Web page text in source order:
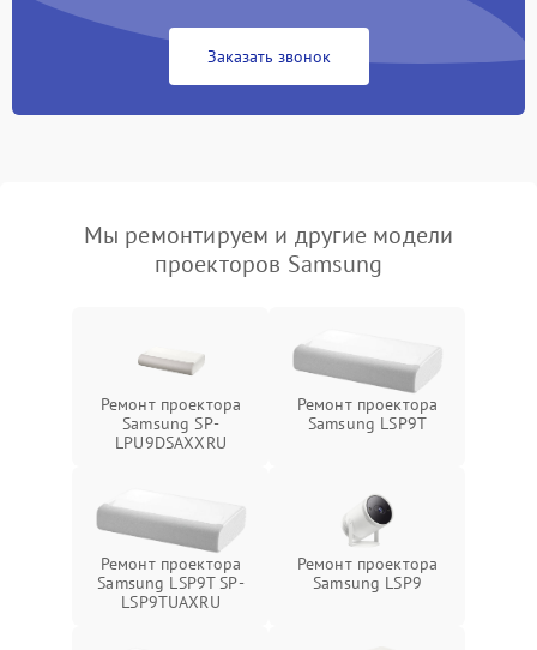
Заказать звонок
Мы ремонтируем и другие модели
проекторов Samsung
Ремонт проектора
Samsung SP-
LPU9DSAXXRU
Ремонт проектора
Samsung LSP9T
Ремонт проектора
Samsung LSP9T SP-
LSP9TUAXRU
Ремонт проектора
Samsung LSP9